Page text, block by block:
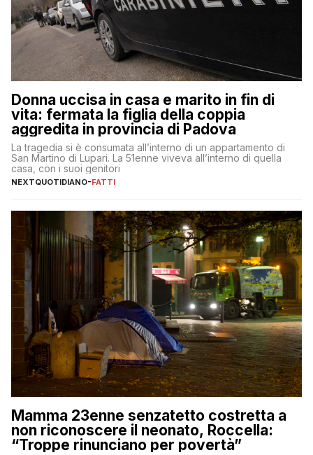
Donna uccisa in casa e marito in fin di
vita: fermata la figlia della coppia
aggredita in provincia di Padova
La tragedia si è consumata all’interno di un appartamento di
San Martino di Lupari. La 51enne viveva all’interno di quella
casa, con i suoi genitori
NEXTQUOTIDIANO-FATTI
Mamma 23enne senzatetto costretta a
non riconoscere il neonato, Roccella:
“Troppe rinunciano per povertà”